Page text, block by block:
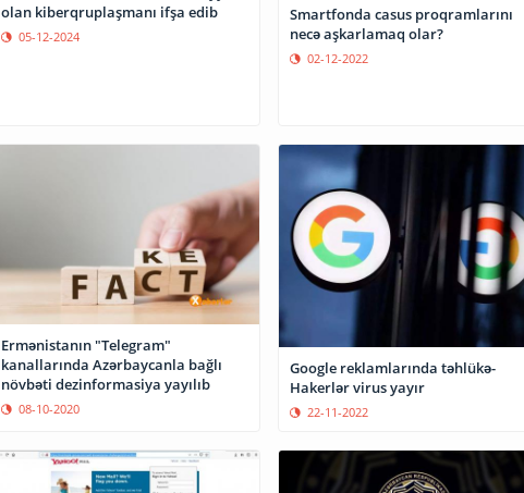
olan kiberqruplaşmanı ifşa edib
05-12-2024
Smartfonda casus proqramlarını
necə aşkarlamaq olar?
02-12-2022
Ermənistanın "Telegram"
kanallarında Azərbaycanla bağlı
növbəti dezinformasiya yayılıb
08-10-2020
Google reklamlarında təhlükə-
Hakerlər virus yayır
22-11-2022